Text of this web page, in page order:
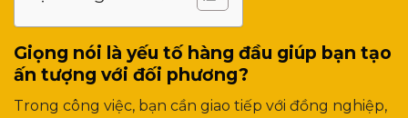
Giọng nói là yếu tố hàng đầu giúp bạn tạo
ấn tượng với đối phương?
Trong công việc, bạn cần giao tiếp với đồng nghiệp,